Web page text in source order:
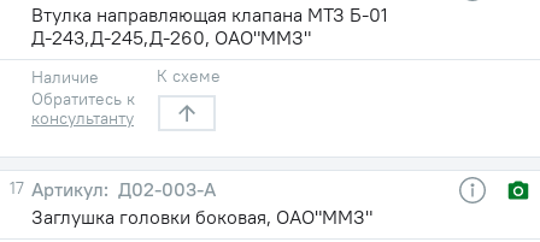
Втулка направляющая клапана МТЗ Б-01
Д-243,Д-245,Д-260, ОАО"ММЗ"
Наличие
Обратитесь к
консультанту
К схеме
17
Д02-003-А
Заглушка головки боковая, ОАО"ММЗ"